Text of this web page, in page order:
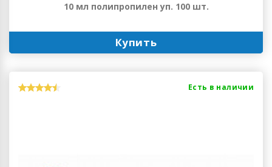
10 мл полипропилен уп. 100 шт.
Купить
Есть в наличии